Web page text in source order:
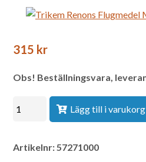
315 kr
Lägg till i varukorg
Artikelnr: 57271000